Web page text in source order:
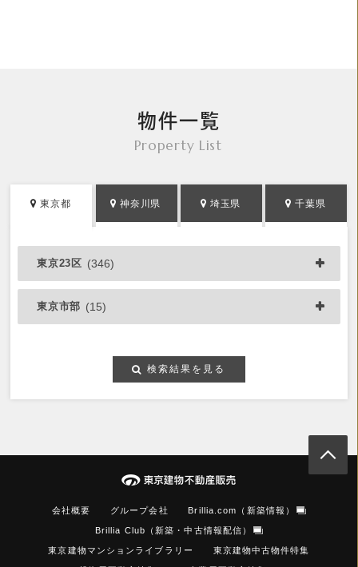
物件一覧
Property List
東京都 神奈川県 埼玉県 千葉県
東京23区 (346)
東京市部 (15)
検索結果を見る
会社概要 グループ会社 Brillia.com（新築情報）
Brillia Club（新築・中古情報配信）
東京建物マンションライブラリー 東京建物中古物件特集